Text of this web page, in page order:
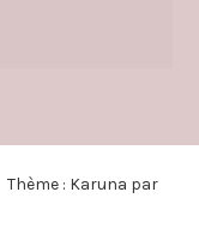
Thème : Karuna par